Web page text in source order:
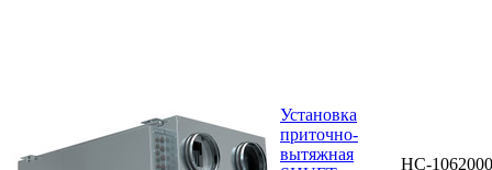
Установка
приточно-
вытяжная
НС-1062000